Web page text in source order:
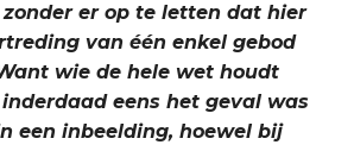
er op te letten dat hier
van één enkel gebod
wie de hele wet houdt
eens het geval was
een inbeelding, hoewel bij